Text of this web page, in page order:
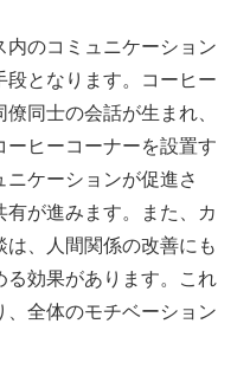
内のコミュニケーション
段となります。コーヒー
同士の会話が生まれ、
ヒーコーナーを設置す
ケーションが促進さ
が進みます。また、カ
は、人間関係の改善にも
る効果があります。これ
、全体のモチベーション